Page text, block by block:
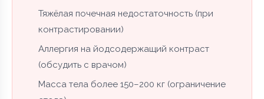
Тяжёлая почечная недостаточность (при
контрастировании)
Аллергия на йодсодержащий контраст
(обсудить с врачом)
Масса тела более 150–200 кг (ограничение